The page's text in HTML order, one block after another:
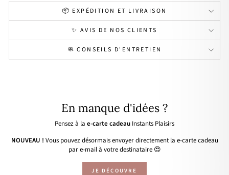
📦 EXPÉDITION ET LIVRAISON
✨ AVIS DE NOS CLIENTS
🧼 CONSEILS D'ENTRETIEN
En manque d'idées ?
Pensez à la e-carte cadeau Instants Plaisirs
NOUVEAU ! Vous pouvez désormais envoyer directement la e-carte cadeau
par e-mail à votre destinataire 😍
JE DÉCOUVRE